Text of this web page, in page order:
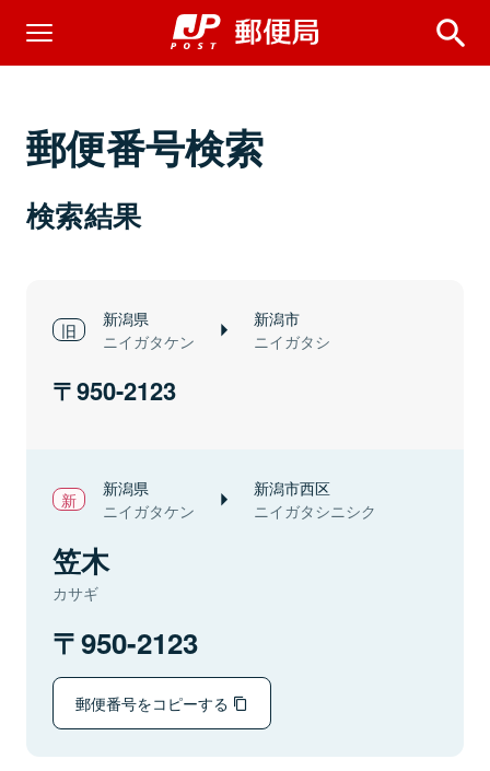
郵便番号検索
検索結果
新潟県
ニイガタケン
新潟市
ニイガタシ
950-2123
新潟県
ニイガタケン
新潟市西区
ニイガタシニシク
笠木
カサギ
950-2123
郵便番号をコピーする